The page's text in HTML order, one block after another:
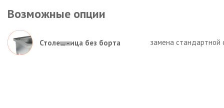
Возможные опции
Столешница без борта замена стандартной